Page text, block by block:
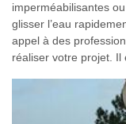
imperméabilisantes
glisser l’eau
appel à des
réaliser votre projet. Il